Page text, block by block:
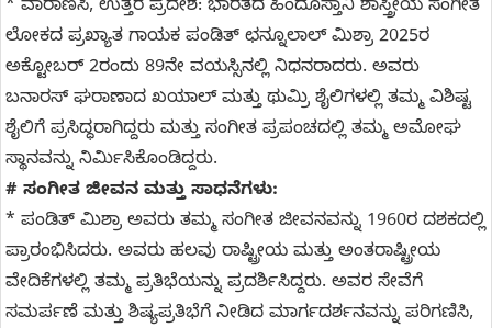
* ವಾರಾಣಸಿ, ಉತ್ತರ ಪ್ರದೇಶ: ಭಾರತದ ಹಿಂದೂಸ್ತಾನಿ ಶಾಸ್ತ್ರೀಯ ಸಂಗೀತ
ಲೋಕದ ಪ್ರಖ್ಯಾತ ಗಾಯಕ ಪಂಡಿತ್ ಛನ್ನೂಲಾಲ್ ಮಿಶ್ರಾ 2025ರ
ಅಕ್ಟೋಬರ್ 2ರಂದು 89ನೇ ವಯಸ್ಸಿನಲ್ಲಿ ನಿಧನರಾದರು. ಅವರು
ಬನಾರಸ್ ಘರಾಣಾದ ಖಯಾಲ್ ಮತ್ತು ಥುಮ್ರಿ ಶೈಲಿಗಳಲ್ಲಿ ತಮ್ಮ ವಿಶಿಷ್ಟ
ಶೈಲಿಗೆ ಪ್ರಸಿದ್ಧರಾಗಿದ್ದರು ಮತ್ತು ಸಂಗೀತ ಪ್ರಪಂಚದಲ್ಲಿ ತಮ್ಮ ಅಮೋಘ
ಸ್ಥಾನವನ್ನು ನಿರ್ಮಿಸಿಕೊಂಡಿದ್ದರು.
# ಸಂಗೀತ ಜೀವನ ಮತ್ತು ಸಾಧನೆಗಳು:
* ಪಂಡಿತ್ ಮಿಶ್ರಾ ಅವರು ತಮ್ಮ ಸಂಗೀತ ಜೀವನವನ್ನು 1960ರ ದಶಕದಲ್ಲಿ
ಪ್ರಾರಂಭಿಸಿದರು. ಅವರು ಹಲವು ರಾಷ್ಟ್ರೀಯ ಮತ್ತು ಅಂತರಾಷ್ಟ್ರೀಯ
ವೇದಿಕೆಗಳಲ್ಲಿ ತಮ್ಮ ಪ್ರತಿಭೆಯನ್ನು ಪ್ರದರ್ಶಿಸಿದ್ದರು. ಅವರ ಸೇವೆಗೆ
ಸಮರ್ಪಣೆ ಮತ್ತು ಶಿಷ್ಯಪ್ರತಿಭೆಗೆ ನೀಡಿದ ಮಾರ್ಗದರ್ಶನವನ್ನು ಪರಿಗಣಿಸಿ,